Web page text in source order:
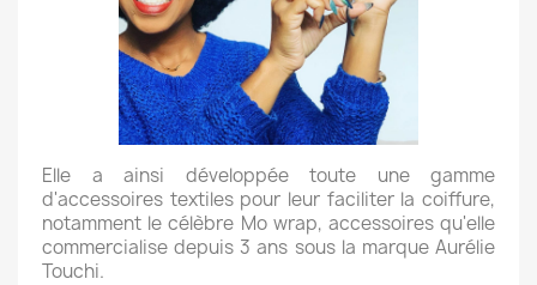
Elle a ainsi développée toute une gamme
d'accessoires textiles pour leur faciliter la coiffure,
notamment le célèbre Mo wrap, accessoires qu'elle
commercialise depuis 3 ans sous la marque Aurélie
Touchi.